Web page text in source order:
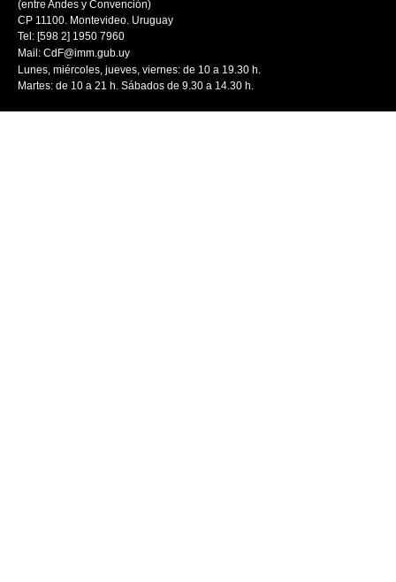
(entre Andes y Convención)
CP 11100. Montevideo. Uruguay
Tel: [598 2] 1950 7960
Mail: CdF@imm.gub.uy
Lunes, miércoles, jueves, viernes: de 10 a 19.30 h.
Martes: de 10 a 21 h. Sábados de 9.30 a 14.30 h.